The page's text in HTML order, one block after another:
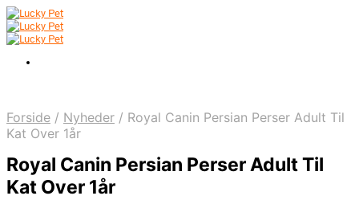
Forside / Nyheder / Royal Canin Persian Perser Adult Til
Kat Over 1år
Royal Canin Persian Perser Adult Til
Kat Over 1år